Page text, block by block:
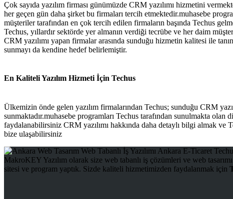
Çok sayıda yazılım firması günümüzde CRM yazılımı hizmetini
her geçen gün daha şirket bu firmaları tercih etmektedir.muhasebe
müşteriler tarafından en çok tercih edilen firmaların başında Techus
Techus, yıllardır sektörde yer almanın verdiği tecrübe ve her daim
CRM yazılımı yapan firmalar arasında sunduğu hizmetin kalitesi ile
sunmayı da kendine hedef belirlemiştir.
En Kaliteli Yazılım Hizmeti İçin Techus
Ülkemizin önde gelen yazılım firmalarından Techus; sunduğu CRM
sunmaktadır.muhasebe programları Techus tarafından sunulmakta
faydalanabilirsiniz CRM yazılımı hakkında daha detaylı bilgi almak ve
bize ulaşabilirsiniz
MakroKEY Yazılım olarak size web tabanlı iş çözümleri ve web
sitesi ve program yaptık. Sizde kaliteli hizmetimizden faydalanmak için